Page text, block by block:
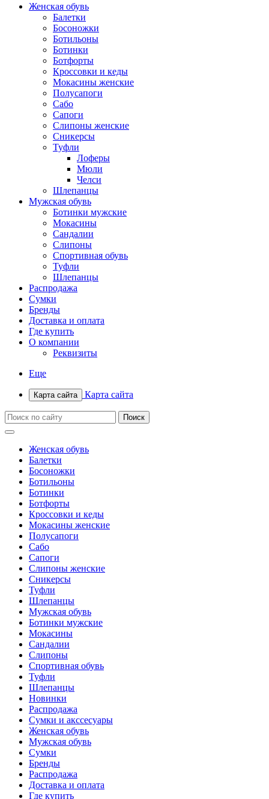
Женская обувь
Балетки
Босоножки
Ботильоны
Ботинки
Ботфорты
Кроссовки и кеды
Мокасины женские
Полусапоги
Сабо
Сапоги
Слипоны женские
Сникерсы
Туфли
Лоферы
Мюли
Челси
Шлепанцы
Мужская обувь
Ботинки мужские
Мокасины
Сандалии
Слипоны
Спортивная обувь
Туфли
Шлепанцы
Распродажа
Сумки
Бренды
Доставка и оплата
Где купить
О компании
Реквизиты
Еще
Карта сайта Карта сайта
Женская обувь
Балетки
Босоножки
Ботильоны
Ботинки
Ботфорты
Кроссовки и кеды
Мокасины женские
Полусапоги
Сабо
Сапоги
Слипоны женские
Сникерсы
Туфли
Шлепанцы
Мужская обувь
Ботинки мужские
Мокасины
Сандалии
Слипоны
Спортивная обувь
Туфли
Шлепанцы
Новинки
Распродажа
Сумки и акссесуары
Женская обувь
Мужская обувь
Сумки
Бренды
Распродажа
Доставка и оплата
Где купить